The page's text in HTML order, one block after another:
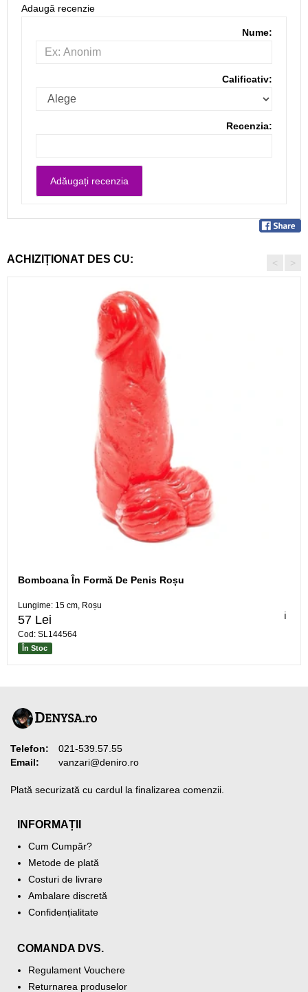
Adaugă recenzie
Nume:
Calificativ:
Recenzia:
ACHIZIȚIONAT DES CU:
ℹ️
Bomboana În Formă De Penis Roșu
Lungime: 15 cm, Roșu
57 Lei
Cod: SL144564
În Stoc
< >
Telefon:
021-539.57.55
Email:
vanzari@deniro.ro
Plată securizată cu cardul la finalizarea comenzii.
INFORMAȚII
Cum Cumpăr?
Metode de plată
Costuri de livrare
Ambalare discretă
Confidențialitate
COMANDA DVS.
Regulament Vouchere
Returnarea produselor